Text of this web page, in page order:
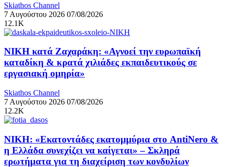
Skiathos Channel
7 Αυγούστου 2026 07/08/2026
12.1K
ΝΙΚΗ κατά Ζαχαράκη: «Αγνοεί την ευρωπαϊκή
καταδίκη & κρατά χιλιάδες εκπαιδευτικούς σε
εργασιακή ομηρία»
Skiathos Channel
7 Αυγούστου 2026 07/08/2026
12.2K
ΝΙΚΗ: «Εκατοντάδες εκατομμύρια στο AntiNero &
η Ελλάδα συνεχίζει να καίγεται» – Σκληρά
ερωτήματα για τη διαχείριση των κονδυλίων